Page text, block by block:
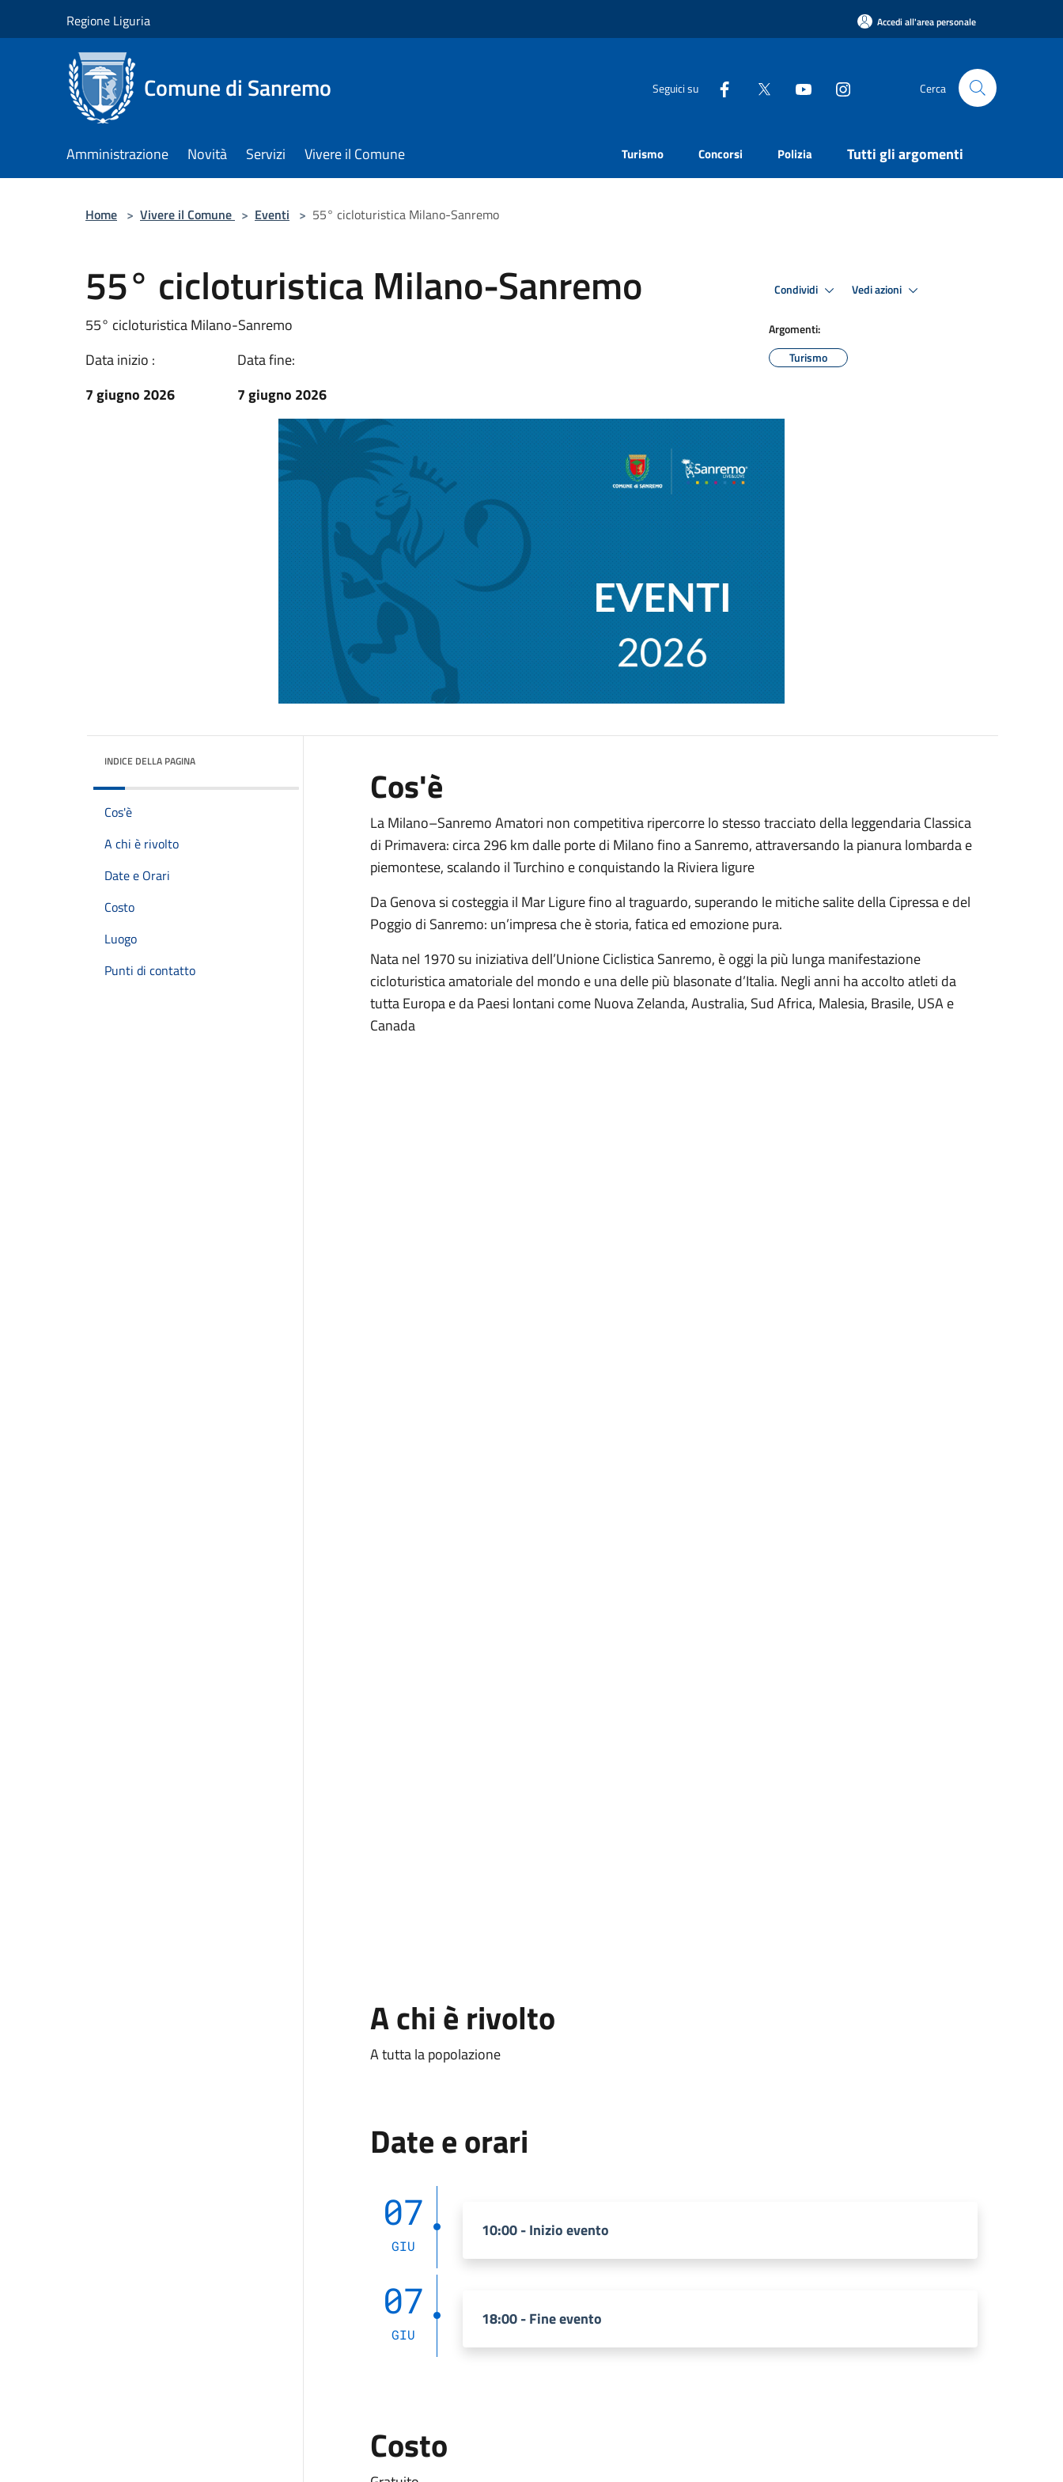
Regione Liguria Accedi all'area personale
Comune di Sanremo Seguici su Cerca
Amministrazione Novità Servizi Vivere il Comune Turismo Concorsi Polizia Tutti gli argomenti
Home > Vivere il Comune > Eventi > 55° cicloturistica Milano-Sanremo
55° cicloturistica Milano-Sanremo
55° cicloturistica Milano-Sanremo
Data inizio :
7 giugno 2026
Data fine:
7 giugno 2026
Condividi Vedi azioni
Argomenti:
Turismo
INDICE DELLA PAGINA
Cos'è
A chi è rivolto
Date e Orari
Costo
Luogo
Punti di contatto
Cos'è
La Milano–Sanremo Amatori non competitiva ripercorre lo stesso tracciato della leggendaria Classica
di Primavera: circa 296 km dalle porte di Milano fino a Sanremo, attraversando la pianura lombarda e
piemontese, scalando il Turchino e conquistando la Riviera ligure
Da Genova si costeggia il Mar Ligure fino al traguardo, superando le mitiche salite della Cipressa e del
Poggio di Sanremo: un’impresa che è storia, fatica ed emozione pura.
Nata nel 1970 su iniziativa dell’Unione Ciclistica Sanremo, è oggi la più lunga manifestazione
cicloturistica amatoriale del mondo e una delle più blasonate d’Italia. Negli anni ha accolto atleti da
tutta Europa e da Paesi lontani come Nuova Zelanda, Australia, Sud Africa, Malesia, Brasile, USA e
Canada
A chi è rivolto
A tutta la popolazione
Date e orari
07
GIU
10:00 - Inizio evento
07
GIU
18:00 - Fine evento
Costo